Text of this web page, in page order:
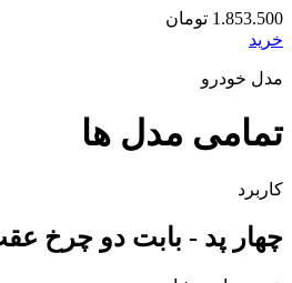
1.853.500 تومان
خرید
مدل خودرو
تمامی مدل ها
کاربرد
چهار پد - بابت دو چرخ